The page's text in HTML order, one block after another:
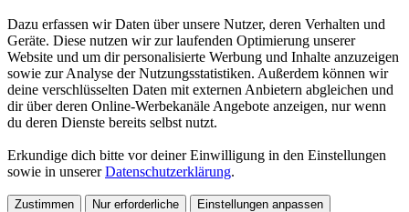
Dazu erfassen wir Daten über unsere Nutzer, deren Verhalten und
Geräte. Diese nutzen wir zur laufenden Optimierung unserer
Website und um dir personalisierte Werbung und Inhalte anzuzeigen
sowie zur Analyse der Nutzungsstatistiken. Außerdem können wir
deine verschlüsselten Daten mit externen Anbietern abgleichen und
dir über deren Online-Werbekanäle Angebote anzeigen, nur wenn
du deren Dienste bereits selbst nutzt.
Erkundige dich bitte vor deiner Einwilligung in den Einstellungen
sowie in unsererDatenschutzerklärung.
Zustimmen Nur erforderliche Einstellungen anpassen